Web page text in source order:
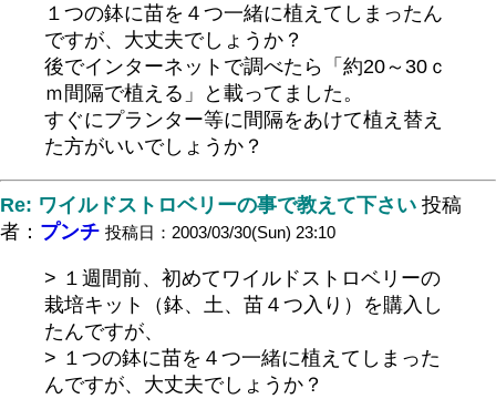
１つの鉢に苗を４つ一緒に植えてしまったん
ですが、大丈夫でしょうか？
後でインターネットで調べたら「約20～30ｃ
ｍ間隔で植える」と載ってました。
すぐにプランター等に間隔をあけて植え替え
た方がいいでしょうか？
Re: ワイルドストロベリーの事で教えて下さい 投稿
者： プンチ 投稿日：2003/03/30(Sun) 23:10
> １週間前、初めてワイルドストロベリーの
栽培キット（鉢、土、苗４つ入り）を購入し
たんですが、
> １つの鉢に苗を４つ一緒に植えてしまった
んですが、大丈夫でしょうか？